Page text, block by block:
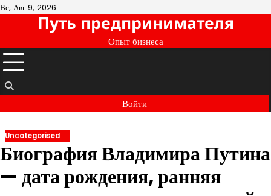
Перейти
содержимому
Вс, Авг 9, 2026
Путь предпринимателя
Опыт бизнеса
Войти
Uncategorised
Биография Владимира Путина
— дата рождения, ранняя